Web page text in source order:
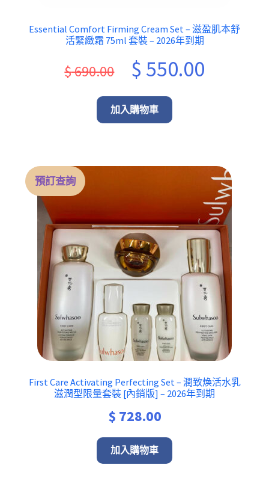
Essential Comfort Firming Cream Set – 滋盈肌本舒
活緊緻霜 75ml 套裝 – 2026年到期
$690.00
Original
price
was:
$ 550.00Current
加入購物車
預訂查詢
First Care Activating Perfecting Set – 潤致煥活水乳
滋潤型限量套裝 [內銷版] – 2026年到期
$ 728.00
加入購物車